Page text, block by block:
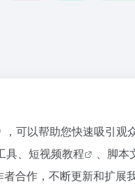
，可以帮助您快速吸引
、 短视频教程 、脚本
合作，不断更新和扩